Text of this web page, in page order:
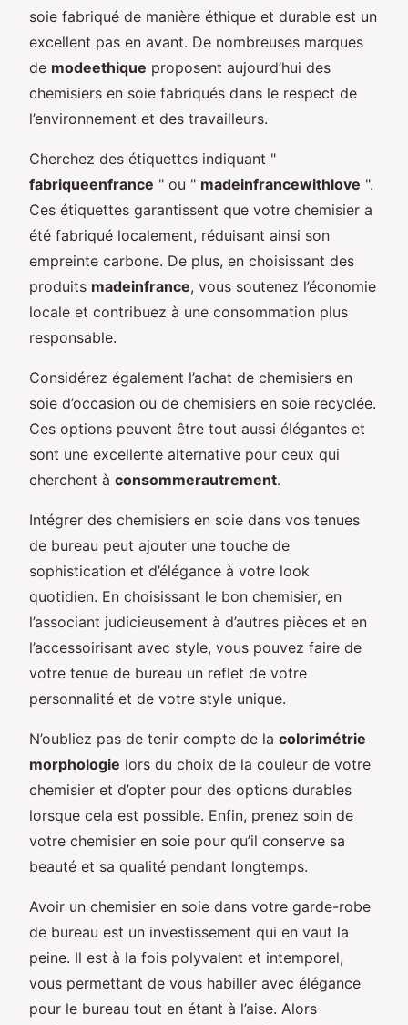
soie fabriqué de manière éthique et durable est un
excellent pas en avant. De nombreuses marques
de modeethique proposent aujourd’hui des
chemisiers en soie fabriqués dans le respect de
l’environnement et des travailleurs.
Cherchez des étiquettes indiquant "
fabriqueenfrance " ou " madeinfrancewithlove ".
Ces étiquettes garantissent que votre chemisier a
été fabriqué localement, réduisant ainsi son
empreinte carbone. De plus, en choisissant des
produits madeinfrance, vous soutenez l’économie
locale et contribuez à une consommation plus
responsable.
Considérez également l’achat de chemisiers en
soie d’occasion ou de chemisiers en soie recyclée.
Ces options peuvent être tout aussi élégantes et
sont une excellente alternative pour ceux qui
cherchent à consommerautrement.
Intégrer des chemisiers en soie dans vos tenues
de bureau peut ajouter une touche de
sophistication et d’élégance à votre look
quotidien. En choisissant le bon chemisier, en
l’associant judicieusement à d’autres pièces et en
l’accessoirisant avec style, vous pouvez faire de
votre tenue de bureau un reflet de votre
personnalité et de votre style unique.
N’oubliez pas de tenir compte de la colorimétrie
morphologie lors du choix de la couleur de votre
chemisier et d’opter pour des options durables
lorsque cela est possible. Enfin, prenez soin de
votre chemisier en soie pour qu’il conserve sa
beauté et sa qualité pendant longtemps.
Avoir un chemisier en soie dans votre garde-robe
de bureau est un investissement qui en vaut la
peine. Il est à la fois polyvalent et intemporel,
vous permettant de vous habiller avec élégance
pour le bureau tout en étant à l’aise. Alors